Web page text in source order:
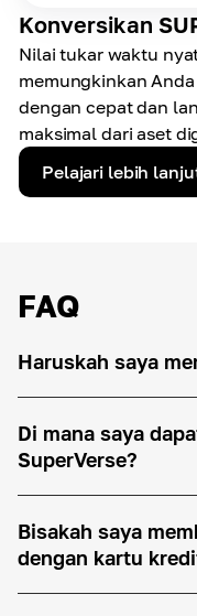
Konversikan
Nilai tukar waktu
memungkinkan
dengan cepat dan
maksimal dari aset
Pelajari lebih
FAQ
Haruskah saya
Di mana saya
SuperVerse?
Bisakah saya
dengan kartu